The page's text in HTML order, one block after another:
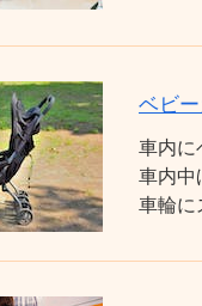
ベビ
車内に
車内中
車輪に